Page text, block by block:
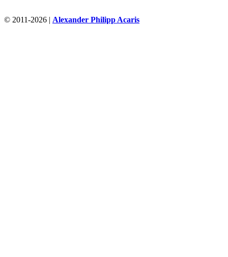
© 2011-2026 | Alexander Philipp Acaris